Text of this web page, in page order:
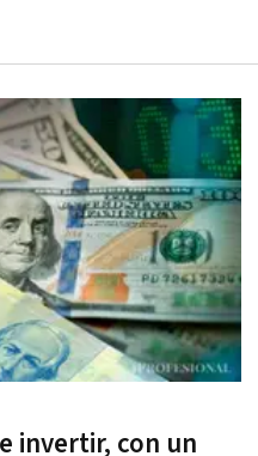
invertir, con un